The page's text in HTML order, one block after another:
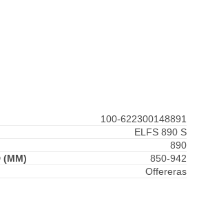
100-622300148891
ELFS 890 S
890
850-942
Offereras